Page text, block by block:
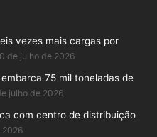
vezes mais cargas por
de julho de 2026
75 mil toneladas de
julho de 2026
com centro de distribuição
2026